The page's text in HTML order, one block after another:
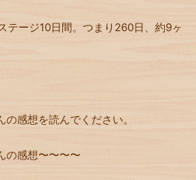
テージ10日間。つまり260日、約9ヶ
感想を読んでください。
の感想〜〜〜〜